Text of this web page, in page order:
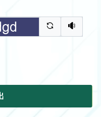
驗證碼重新
聽語